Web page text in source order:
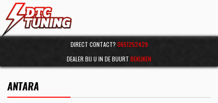
DIRECT CONTACT? 0651252429
DEALER BIJ U IN DE BUURT BEKIJKEN
ANTARA